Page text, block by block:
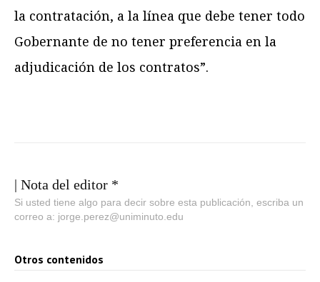
la contratación, a la línea que debe tener todo
Gobernante de no tener preferencia en la
adjudicación de los contratos”.
| Nota del editor *
Si usted tiene algo para decir sobre esta publicación, escriba un
correo a: jorge.perez@uniminuto.edu
Otros contenidos